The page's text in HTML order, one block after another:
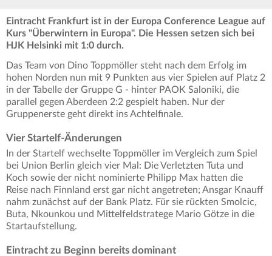
Eintracht Frankfurt ist in der Europa Conference League auf
Kurs "Überwintern in Europa". Die Hessen setzen sich bei
HJK Helsinki mit 1:0 durch.
Das Team von Dino Toppmöller steht nach dem Erfolg im
hohen Norden nun mit 9 Punkten aus vier Spielen auf Platz 2
in der Tabelle der Gruppe G - hinter PAOK Saloniki, die
parallel gegen Aberdeen 2:2 gespielt haben. Nur der
Gruppenerste geht direkt ins Achtelfinale.
Vier Startelf-Änderungen
In der Startelf wechselte Toppmöller im Vergleich zum Spiel
bei Union Berlin gleich vier Mal: Die Verletzten Tuta und
Koch sowie der nicht nominierte Philipp Max hatten die
Reise nach Finnland erst gar nicht angetreten; Ansgar Knauff
nahm zunächst auf der Bank Platz. Für sie rückten Smolcic,
Buta, Nkounkou und Mittelfeldstratege Mario Götze in die
Startaufstellung.
Eintracht zu Beginn bereits dominant